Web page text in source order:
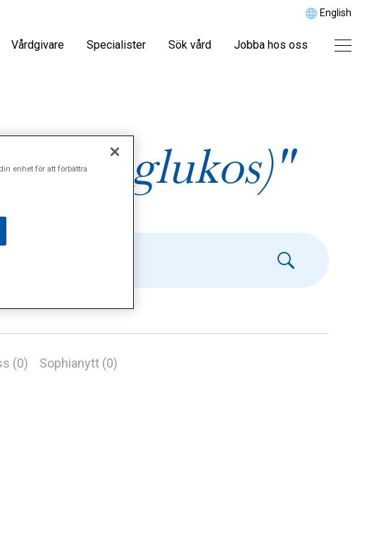
English
Vårdgivare Specialister Sök vård Jobba hos oss
(P-glukos)"
(0) Sophianytt (0)
enhet för att förbättra